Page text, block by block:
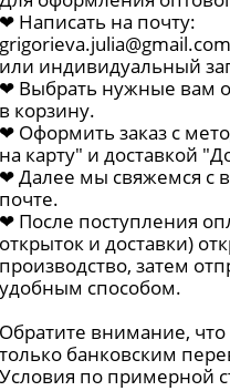
❤︎ Написать на почту:
grigorieva.julia@gmail.com
или индивидуальный
❤︎ Выбрать нужные вам
в корзину.
❤︎ Оформить заказ с
на карту" и доставкой
❤︎ Далее мы свяжемся с
почте.
❤︎ После поступления
открыток и доставки)
производство, затем
удобным способом.
Обратите внимание,
только банковским
Условия по примерной